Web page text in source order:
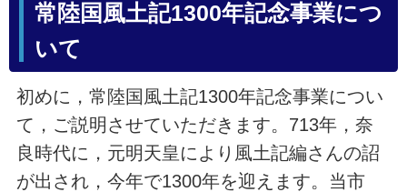
常陸国風土記1300年記念事業につ
いて
初めに，常陸国風土記1300年記念事業につい
て，ご説明させていただきます。713年，奈
良時代に，元明天皇により風土記編さんの詔
が出され，今年で1300年を迎えます。当市